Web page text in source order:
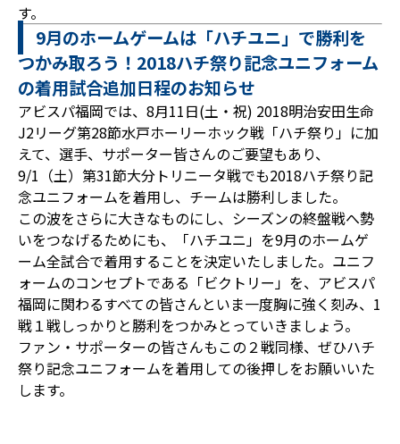
す。
9月のホームゲームは「ハチユニ」で勝利を
つかみ取ろう！2018ハチ祭り記念ユニフォーム
の着用試合追加日程のお知らせ
アビスパ福岡では、8月11日(土・祝) 2018明治安田生命
J2リーグ第28節水戸ホーリーホック戦「ハチ祭り」に加
えて、選手、サポーター皆さんのご要望もあり、
9/1（土）第31節大分トリニータ戦でも2018ハチ祭り記
念ユニフォームを着用し、チームは勝利しました。
この波をさらに大きなものにし、シーズンの終盤戦へ勢
いをつなげるためにも、「ハチユニ」を9月のホームゲ
ーム全試合で着用することを決定いたしました。ユニフ
ォームのコンセプトである「ビクトリー」を、アビスパ
福岡に関わるすべての皆さんといま一度胸に強く刻み、1
戦１戦しっかりと勝利をつかみとっていきましょう。
ファン・サポーターの皆さんもこの２戦同様、ぜひハチ
祭り記念ユニフォームを着用しての後押しをお願いいた
します。